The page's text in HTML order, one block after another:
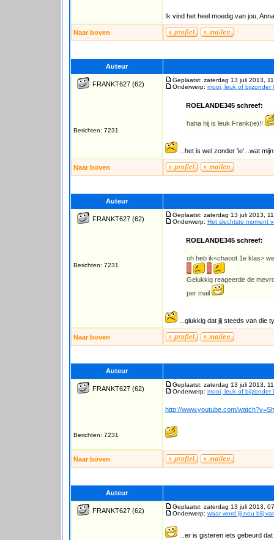
Ik vind het heel moedig van jou,
Naar boven
Auteur
FRANKT627 (62)
Berichten: 7231
Geplaatst: zaterdag 13 juli 2013,
Onderwerp: mooi, leuk of bijzonder
ROELANDE345 schreef:
haha hij is leuk Frank(ie)!!
...het is wel zonder 'ie'...wat
Naar boven
Auteur
FRANKT627 (62)
Berichten: 7231
Geplaatst: zaterdag 13 juli 2013,
Onderwerp: Het slechtste moment
ROELANDE345 schreef:
oh heb ik<chaoot 1e klas>
Gelukkig reageerde de
per mail
...glukkig dat jij steeds van die
Naar boven
Auteur
FRANKT627 (62)
Berichten: 7231
Geplaatst: zaterdag 13 juli 2013,
Onderwerp: mooi, leuk of bijzonder
http://www.youtube.com/
Naar boven
Auteur
FRANKT627 (62)
Geplaatst: zaterdag 13 juli 2013,
Onderwerp: waar word jij nou blij
...er is gisteren iets gebeurd